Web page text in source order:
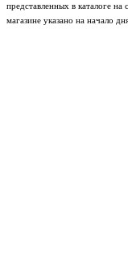
представленных в каталоге
магазине указано на начало